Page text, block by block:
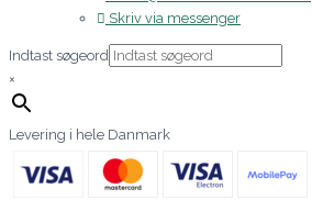
Skriv via messenger
Indtast søgeord
×
Levering i hele Danmark